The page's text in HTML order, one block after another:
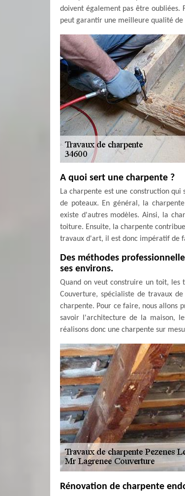
doivent également pas être oubliées.
peut garantir une meilleure qualité de
A quoi sert une charpente ?
La charpente est une construction
de poteaux. En général, la
existe d'autres modèles. Ainsi, la
toiture. Ensuite, la charpente
travaux d'art, il est donc impératif de
Des méthodes
ses environs.
Quand on veut construire un toit, les
Couverture, spécialiste de travaux
charpente. Pour ce faire, nous allons
savoir l'architecture de la maison,
réalisons donc une charpente sur
Rénovation de charpente